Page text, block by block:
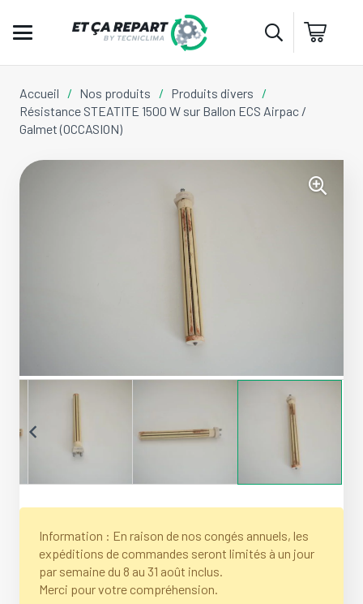
Accueil / Nos produits / Produits divers
/
Résistance STEATITE 1500 W sur Ballon ECS Airpac /
Galmet (OCCASION)
Information : En raison de nos congés annuels, les
expéditions de commandes seront limités à un jour
par semaine du 8 au 31 août inclus.
Merci pour votre compréhension.